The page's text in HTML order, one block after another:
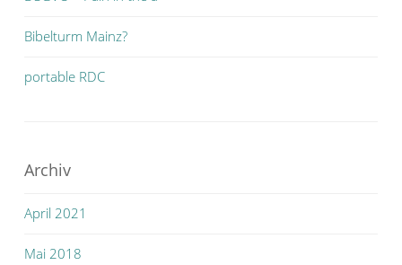
Bibelturm Mainz?
portable RDC
Archiv
April 2021
Mai 2018